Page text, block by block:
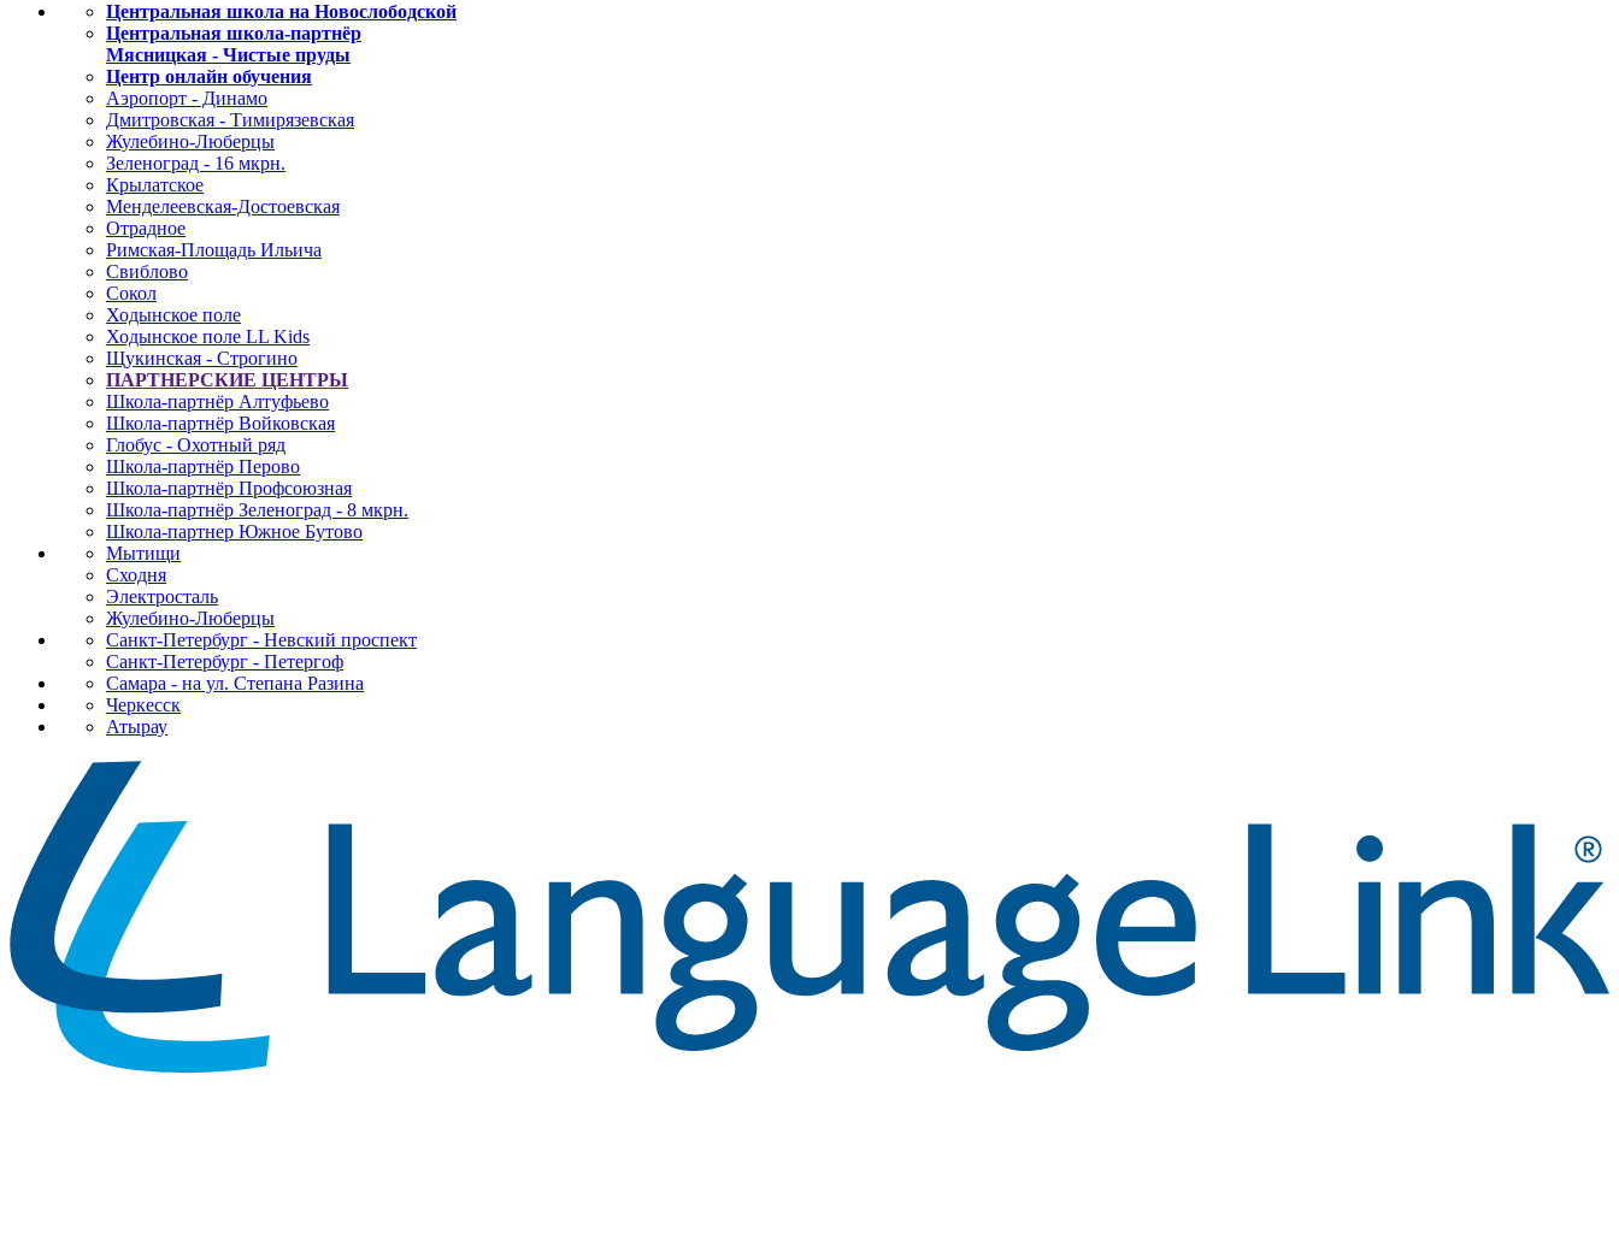
Центральная школа на Новослободской
Центральная школа-партнёр
Мясницкая - Чистые пруды
Центр онлайн обучения
Аэропорт - Динамо
Дмитровская - Тимирязевская
Жулебино-Люберцы
Зеленоград - 16 мкрн.
Крылатское
Менделеевская-Достоевская
Отрадное
Римская-Площадь Ильича
Свиблово
Сокол
Ходынское поле
Ходынское поле LL Kids
Щукинская - Строгино
ПАРТНЕРСКИЕ ЦЕНТРЫ
Школа-партнёр Алтуфьево
Школа-партнёр Войковская
Глобус - Охотный ряд
Школа-партнёр Перово
Школа-партнёр Профсоюзная
Школа-партнёр Зеленоград - 8 мкрн.
Школа-партнер Южное Бутово
Мытищи
Сходня
Электросталь
Жулебино-Люберцы
Санкт-Петербург - Невский проспект
Санкт-Петербург - Петергоф
Самара - на ул. Степана Разина
Черкесск
Атырау